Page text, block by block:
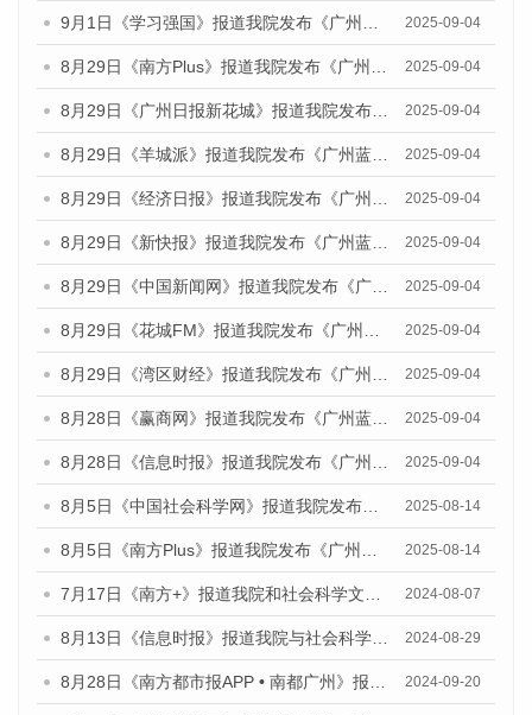
9月1日《学习强国》报道我院发布《广州蓝皮书：广州国际商贸中心发展报告（2025）》的媒体文章 2025-09-04
8月29日《南方Plus》报道我院发布《广州蓝皮书：广州国际商贸中心发展报告（2025）》的媒体文章 2025-09-04
8月29日《广州日报新花城》报道我院发布《广州蓝皮书：广州国际商贸中心发展报告（2025）》的媒体文章 2025-09-04
8月29日《羊城派》报道我院发布《广州蓝皮书：广州国际商贸中心发展报告（2025）》的媒体文章 2025-09-04
8月29日《经济日报》报道我院发布《广州蓝皮书：广州国际商贸中心发展报告（2025）》的媒体文章 2025-09-04
8月29日《新快报》报道我院发布《广州蓝皮书：广州国际商贸中心发展报告（2025）》的媒体文章 2025-09-04
8月29日《中国新闻网》报道我院发布《广州蓝皮书：广州国际商贸中心发展报告（2025）》的媒体文章 2025-09-04
8月29日《花城FM》报道我院发布《广州蓝皮书：广州国际商贸中心发展报告（2025）》的媒体文章 2025-09-04
8月29日《湾区财经》报道我院发布《广州蓝皮书：广州国际商贸中心发展报告（2025）》的媒体文章 2025-09-04
8月28日《赢商网》报道我院发布《广州蓝皮书：广州国际商贸中心发展报告（2025）》的媒体文章 2025-09-04
8月28日《信息时报》报道我院发布《广州蓝皮书：广州国际商贸中心发展报告（2025）》的媒体文章 2025-09-04
8月5日《中国社会科学网》报道我院发布《广州蓝皮书：广州城乡融合发展报告（2025）》的媒体文章 2025-08-14
8月5日《南方Plus》报道我院发布《广州蓝皮书：广州城乡融合发展报告（2025）》的媒体文章 2025-08-14
7月17日《南方+》报道我院和社会科学文献出版社联合发布《广州蓝皮书：广州数字经济发展报告（2024）》的媒体文章 2024-08-07
8月13日《信息时报》报道我院与社会科学文献出版社联合发布的《广州蓝皮书：广州国际商贸中心发展报告（2024）》媒体文章 2024-08-29
8月28日《南方都市报APP • 南都广州》报道我院发布《广州蓝皮书：广州城市国际化发展报告（2024）》的媒体文章 2024-09-20